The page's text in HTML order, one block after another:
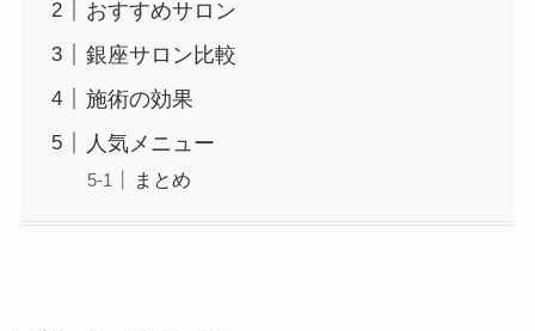
おすすめサロン
銀座サロン比較
施術の効果
人気メニュー
まとめ